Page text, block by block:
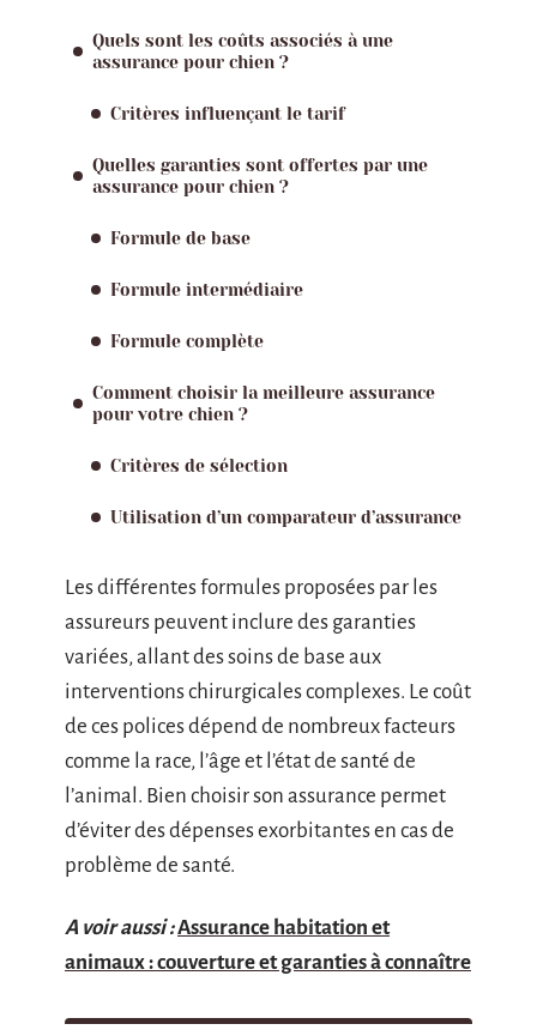
Quels sont les coûts associés à une
assurance pour chien ?
Critères influençant le tarif
Quelles garanties sont offertes par une
assurance pour chien ?
Formule de base
Formule intermédiaire
Formule complète
Comment choisir la meilleure assurance
pour votre chien ?
Critères de sélection
Utilisation d’un comparateur d’assurance
Les différentes formules proposées par les
assureurs peuvent inclure des garanties
variées, allant des soins de base aux
interventions chirurgicales complexes. Le coût
de ces polices dépend de nombreux facteurs
comme la race, l’âge et l’état de santé de
l’animal. Bien choisir son assurance permet
d’éviter des dépenses exorbitantes en cas de
problème de santé.
A voir aussi :Assurance habitation et
animaux : couverture et garanties à connaître